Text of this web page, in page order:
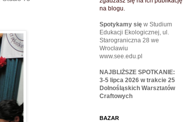
na blogu.
Spotykamy się w Studium
Edukacji Ekologicznej, ul.
Starograniczna 28 we
Wrocławiu
www.see.edu.pl
NAJBLIŻSZE SPOTKANIE:
3-5 lipca 2026 w trakcie 25
Dolnośląskich Warsztatów
Craftowych
BAZAR